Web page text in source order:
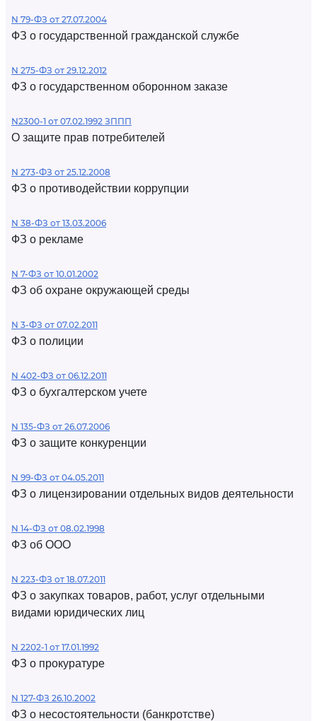
N 79-ФЗ от 27.07.2004
ФЗ о государственной гражданской службе
N 275-ФЗ от 29.12.2012
ФЗ о государственном оборонном заказе
N2300-1 от 07.02.1992 ЗППП
О защите прав потребителей
N 273-ФЗ от 25.12.2008
ФЗ о противодействии коррупции
N 38-ФЗ от 13.03.2006
ФЗ о рекламе
N 7-ФЗ от 10.01.2002
ФЗ об охране окружающей среды
N 3-ФЗ от 07.02.2011
ФЗ о полиции
N 402-ФЗ от 06.12.2011
ФЗ о бухгалтерском учете
N 135-ФЗ от 26.07.2006
ФЗ о защите конкуренции
N 99-ФЗ от 04.05.2011
ФЗ о лицензировании отдельных видов деятельности
N 14-ФЗ от 08.02.1998
ФЗ об ООО
N 223-ФЗ от 18.07.2011
ФЗ о закупках товаров, работ, услуг отдельными
видами юридических лиц
N 2202-1 от 17.01.1992
ФЗ о прокуратуре
N 127-ФЗ 26.10.2002
ФЗ о несостоятельности (банкротстве)